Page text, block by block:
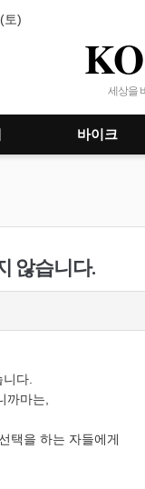
토)
세상을
바이크
않습니다.
다.
까마는,
택을 하는 자들에게